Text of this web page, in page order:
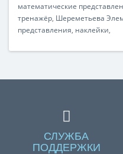
математические
тренажёр, Шереметьева
представления, наклейки,
СЛУЖБА
ПОДДЕРЖКИ